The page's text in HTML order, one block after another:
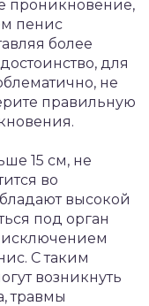
проникновение,
пенис
более
для
не
правильную
15 см, не
во
высокой
под орган
С таким
возникнуть
травмы